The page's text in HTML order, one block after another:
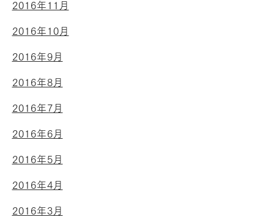
2016年11月
2016年10月
2016年9月
2016年8月
2016年7月
2016年6月
2016年5月
2016年4月
2016年3月